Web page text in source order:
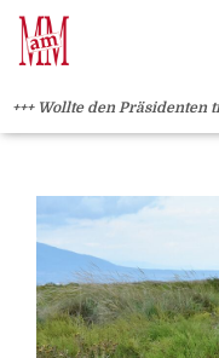
Weiterlesen" />
+++ Wollte den Präsidenten